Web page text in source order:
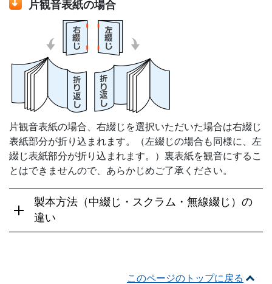
片観音表紙の場合
片観音表紙の場合、右綴じを選択いただいた場合は右綴じ
表紙部分が折り込まれます。（左綴じの場合も同様に、左
綴じ表紙部分が折り込まれます。）裏表紙を観音にするこ
とはできませんので、あらかじめご了承ください。
製本方法（中綴じ・スクラム・無線綴じ）の
違い
このページのトップに戻る